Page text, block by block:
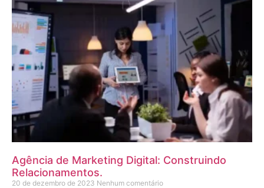
Agência de Marketing Digital: Construindo
Relacionamentos.
20 de dezembro de 2023 Nenhum comentário